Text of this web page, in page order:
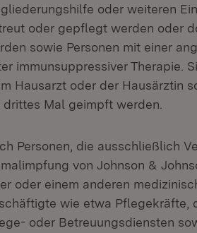
oder weiteren
oder gepflegt werden oder
sowie Personen mit einer
immunsuppressiver Therapie.
Hausarzt oder der Hausärztin
drittes Mal geimpft werden.
Personen, die ausschließlich
von Johnson &
oder einem anderen
wie etwa Pflegekräfte,
oder Betreuungsdiensten